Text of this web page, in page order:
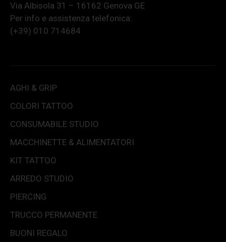
Via Albisola 31 – 16162 Genova GE
Per info e assistenza telefonica:
(+39) 010 714684
AGHI & GRIP
COLORI TATTOO
CONSUMABILE STUDIO
MACCHINETTE & ALIMENTATORI
KIT TATTOO
ARREDO STUDIO
PIERCING
TRUCCO PERMANENTE
BUONI REGALO